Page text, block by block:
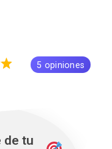
5 opiniones
de tu